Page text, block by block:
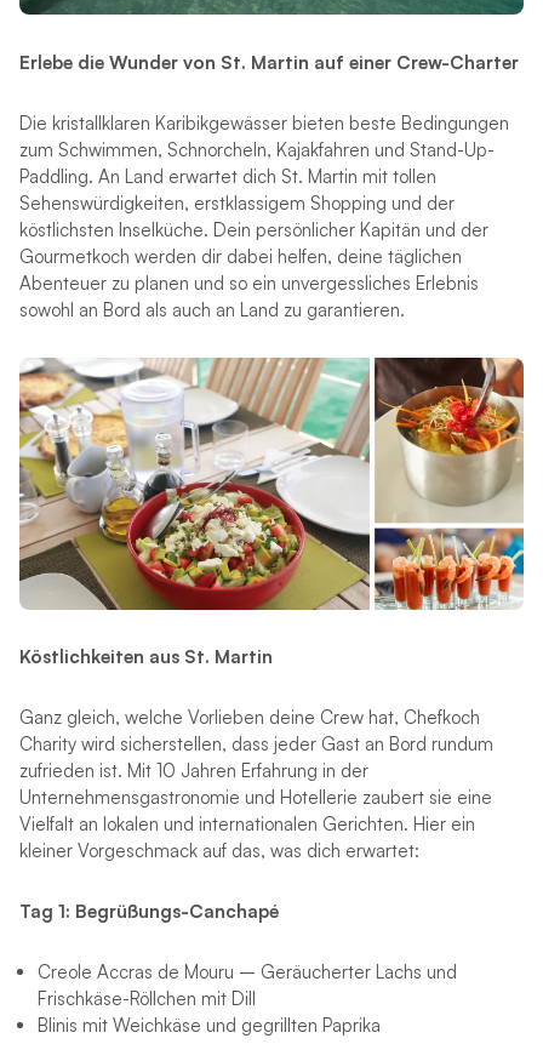
Erlebe die Wunder von St. Martin auf einer Crew-Charter
Die kristallklaren Karibikgewässer bieten beste Bedingungen
zum Schwimmen, Schnorcheln, Kajakfahren und Stand-Up-
Paddling. An Land erwartet dich St. Martin mit tollen
Sehenswürdigkeiten, erstklassigem Shopping und der
köstlichsten Inselküche. Dein persönlicher Kapitän und der
Gourmetkoch werden dir dabei helfen, deine täglichen
Abenteuer zu planen und so ein unvergessliches Erlebnis
sowohl an Bord als auch an Land zu garantieren.
Köstlichkeiten aus St. Martin
Ganz gleich, welche Vorlieben deine Crew hat, Chefkoch
Charity wird sicherstellen, dass jeder Gast an Bord rundum
zufrieden ist. Mit 10 Jahren Erfahrung in der
Unternehmensgastronomie und Hotellerie zaubert sie eine
Vielfalt an lokalen und internationalen Gerichten. Hier ein
kleiner Vorgeschmack auf das, was dich erwartet:
Tag 1: Begrüßungs-Canchapé
Creole Accras de Mouru – Geräucherter Lachs und
Frischkäse-Röllchen mit Dill
Blinis mit Weichkäse und gegrillten Paprika